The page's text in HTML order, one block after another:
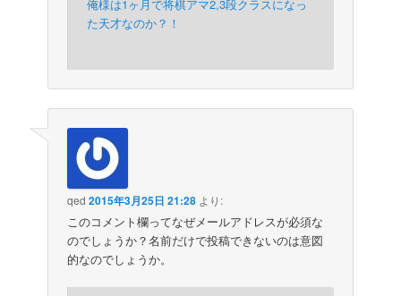
俺様は1ヶ月で将棋アマ2,3段クラスになっ
た天才なのか？！
qed 2015年3月25日 21:28 より:
このコメント欄ってなぜメールアドレスが必須な
のでしょうか？名前だけで投稿できないのは意図
的なのでしょうか。